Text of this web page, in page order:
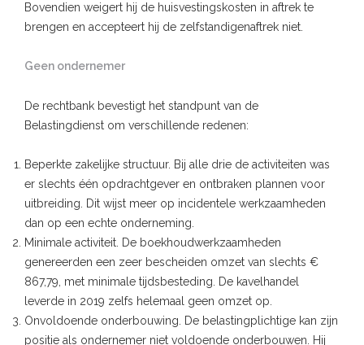
Bovendien weigert hij de huisvestingskosten in aftrek te
brengen en accepteert hij de zelfstandigenaftrek niet.
Geen ondernemer
De rechtbank bevestigt het standpunt van de
Belastingdienst om verschillende redenen:
Beperkte zakelijke structuur. Bij alle drie de activiteiten was
er slechts één opdrachtgever en ontbraken plannen voor
uitbreiding. Dit wijst meer op incidentele werkzaamheden
dan op een echte onderneming.
Minimale activiteit. De boekhoudwerkzaamheden
genereerden een zeer bescheiden omzet van slechts €
867,79, met minimale tijdsbesteding. De kavelhandel
leverde in 2019 zelfs helemaal geen omzet op.
Onvoldoende onderbouwing. De belastingplichtige kan zijn
positie als ondernemer niet voldoende onderbouwen. Hij